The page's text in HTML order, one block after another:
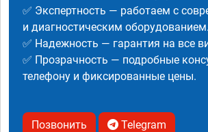
✅ Экспертность — работаем с
и диагностическим оборудованием.
✅ Надежность — гарантия на все
✅ Прозрачность — подробные
телефону и фиксированные цены.
Позвонить Telegram